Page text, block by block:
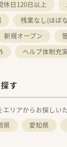
休日120日以上
残業なし(ほぼ
新規オープン
ヘルプ体制充
す
リアからお探しい
県 愛知県